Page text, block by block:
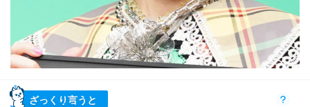
ざっくり言うと